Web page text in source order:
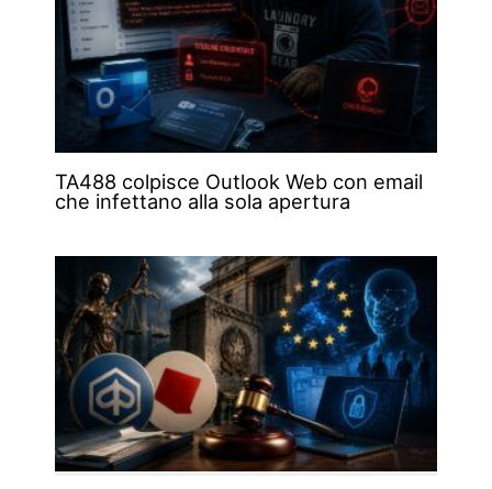
TA488 colpisce Outlook Web con email
che infettano alla sola apertura